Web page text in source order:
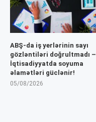
ABŞ-da iş yerlərinin sayı
gözləntiləri doğrultmadı –
İqtisadiyyatda soyuma
əlamətləri güclənir!
05/08/2026